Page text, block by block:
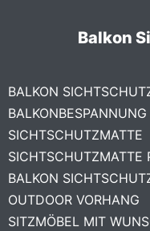
Balkon
BALKON
BALKONBESPANNUNG
SICHTSCHUTZMATTE
SICHTSCHUTZMATTE
BALKON
OUTDOOR VORHANG
SITZMÖBEL MIT